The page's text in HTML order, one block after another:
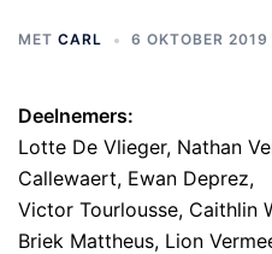
MET CARL 6 OKTOBER 2019
Deelnemers:
Lotte De Vlieger, Nathan
Callewaert, Ewan Deprez,
Victor Tourlousse, Caithlin
Briek Mattheus, Lion